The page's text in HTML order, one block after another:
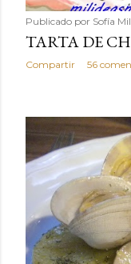
Publicado por Sofía
TARTA DE
Compartir 56